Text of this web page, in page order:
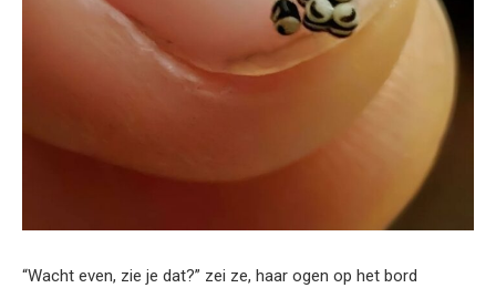
“Wacht even, zie je dat?” zei ze, haar ogen op het bord